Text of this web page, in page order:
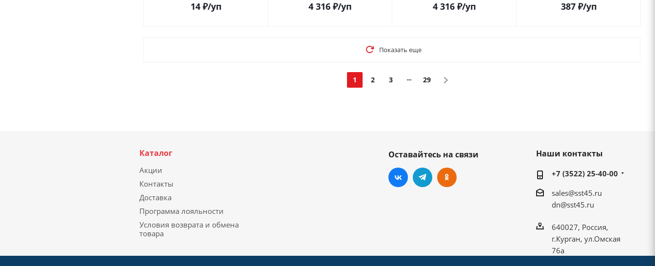
14₽/уп 4 316 ₽/уп 4 316 ₽/уп 387₽/уп
Показать еще
1 2 3 29
Каталог
Акции
Контакты
Доставка
Программа лояльности
Условия возврата и обмена
товара
Оставайтесь на связи Наши контакты
+7 (3522) 25-40-00
sales@sst45.ru
dn@sst45.ru
640027, Россия,
г.Курган, ул.Омская
76а